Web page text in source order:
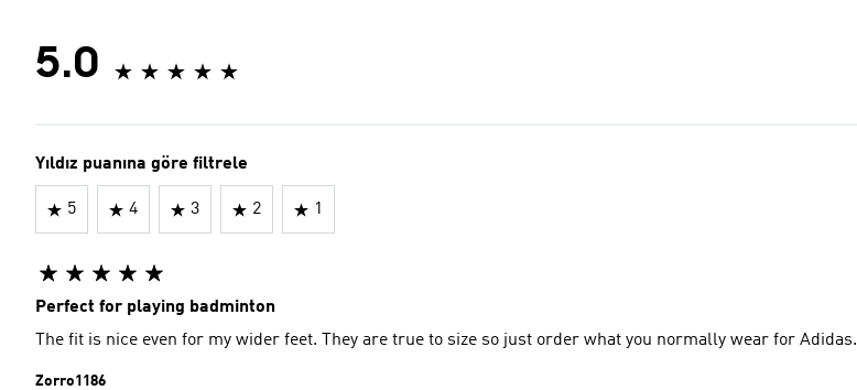
5.0
Yıldız puanına göre filtrele
5 4 3 2 1
Perfect for playing badminton
The fit is nice even for my wider feet. They are true to size so just order what you normally wear for Adidas.
Zorro1186